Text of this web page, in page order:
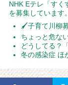
NHK Eテレ「すく
を募集しています。
🖌子育て川柳
ちょっと危な
どうしてる？
冬の感染症 ほ